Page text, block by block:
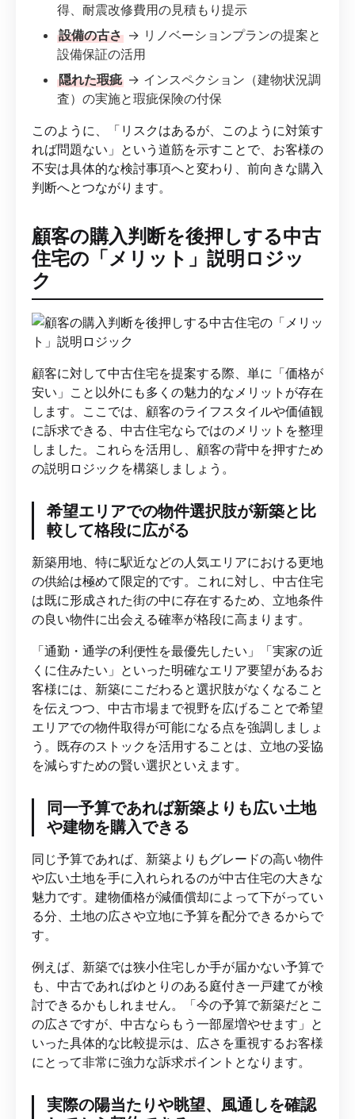
得、耐震改修費用の見積もり提示
設備の古さ → リノベーションプランの提案と
設備保証の活用
隠れた瑕疵 → インスペクション（建物状況調
査）の実施と瑕疵保険の付保
このように、「リスクはあるが、このように対策す
れば問題ない」という道筋を示すことで、お客様の
不安は具体的な検討事項へと変わり、前向きな購入
判断へとつながります。
顧客の購入判断を後押しする中古
住宅の「メリット」説明ロジッ
ク
顧客に対して中古住宅を提案する際、単に「価格が
安い」こと以外にも多くの魅力的なメリットが存在
します。ここでは、顧客のライフスタイルや価値観
に訴求できる、中古住宅ならではのメリットを整理
しました。これらを活用し、顧客の背中を押すため
の説明ロジックを構築しましょう。
希望エリアでの物件選択肢が新築と比
較して格段に広がる
新築用地、特に駅近などの人気エリアにおける更地
の供給は極めて限定的です。これに対し、中古住宅
は既に形成された街の中に存在するため、立地条件
の良い物件に出会える確率が格段に高まります。
「通勤・通学の利便性を最優先したい」「実家の近
くに住みたい」といった明確なエリア要望があるお
客様には、新築にこだわると選択肢がなくなること
を伝えつつ、中古市場まで視野を広げることで希望
エリアでの物件取得が可能になる点を強調しましょ
う。既存のストックを活用することは、立地の妥協
を減らすための賢い選択といえます。
同一予算であれば新築よりも広い土地
や建物を購入できる
同じ予算であれば、新築よりもグレードの高い物件
や広い土地を手に入れられるのが中古住宅の大きな
魅力です。建物価格が減価償却によって下がってい
る分、土地の広さや立地に予算を配分できるからで
す。
例えば、新築では狭小住宅しか手が届かない予算で
も、中古であればゆとりのある庭付き一戸建てが検
討できるかもしれません。「今の予算で新築だとこ
の広さですが、中古ならもう一部屋増やせます」と
いった具体的な比較提示は、広さを重視するお客様
にとって非常に強力な訴求ポイントとなります。
実際の陽当たりや眺望、風通しを確認